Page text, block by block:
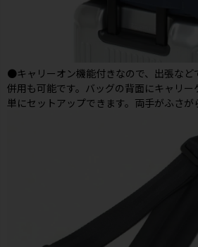
●キャリーオン機能付きなので、出張など
併用も可能です。バッグの背面にキャリー
単にセットアップできます。両手がふさが